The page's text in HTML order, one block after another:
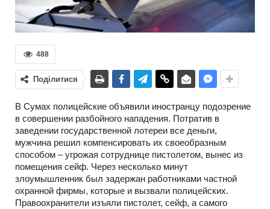
488
Поділитися
В Сумах полицейские объявили иностранцу подозрение
в совершении разбойного нападения. Потратив в
заведении государственной лотереи все деньги,
мужчина решил компенсировать их своеобразным
способом – угрожая сотруднице пистолетом, вынес из
помещения сейф. Через несколько минут
злоумышленник был задержан работниками частной
охранной фирмы, которые и вызвали полицейских.
Правоохранители изъяли пистолет, сейф, а самого